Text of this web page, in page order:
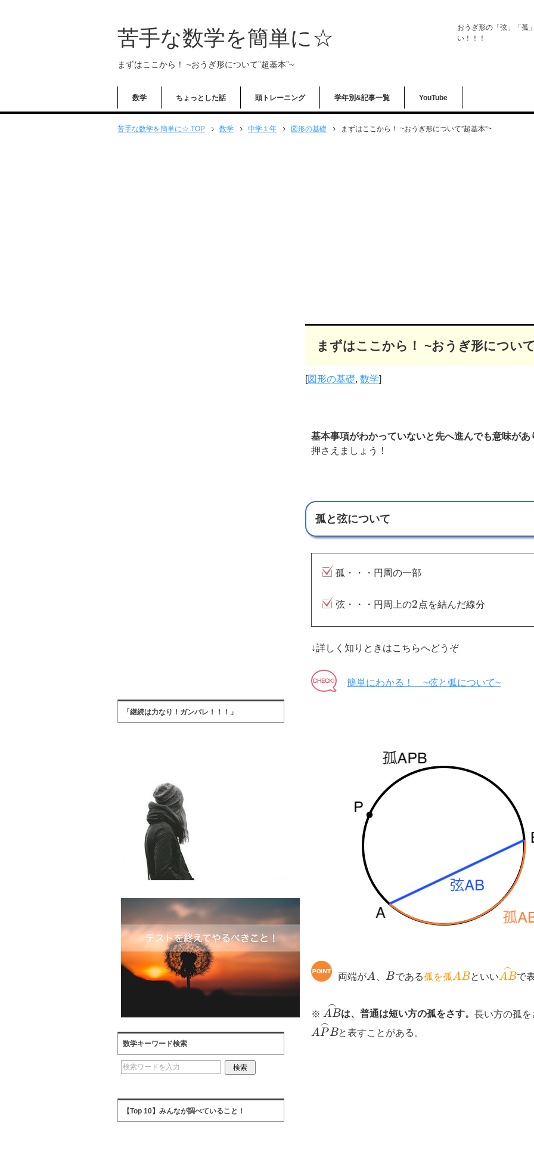
苦手な数学を簡単に☆
まずはここから！ ~おうぎ形について”超基本”~
おうぎ形の「弦」「孤
い！！！
数学 ちょっとした話 頭トレーニング 学年別&記事一覧 YouTube
苦手な数学を簡単に☆ TOP 数学 中学１年 図形の基礎 まずはここから！ ~おうぎ形について”超基本”~
まずはここから！ ~おうぎ形につい
[図形の基礎,数学]
基本事項がわかっていないと先へ進んでも意味があ
押さえましょう！
孤と弦について
孤・・・円周の一部
弦・・・円周上の2 点を結んだ線分
↓詳しく知りときはこちらへどうぞ
簡単にわかる！ ~弦と弧について~
両端がA Bである孤を孤ABといいAB
⌢
で
※ AB
⌢
は、普通は短い方の孤をさす。 長い方の孤
APB
⌢
と表すことがある。
「継続は力なり！ガンバレ！！！」
数学キーワード検索
【Top 10】みんなが調べていること！